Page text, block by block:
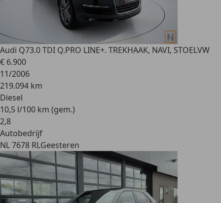
Audi Q73.0 TDI Q.PRO LINE+. TREKHAAK, NAVI, STOELVW
€ 6.900
11/2006
219.094 km
Diesel
10,5 l/100 km (gem.)
2,8
Autobedrijf
NL 7678 RLGeesteren